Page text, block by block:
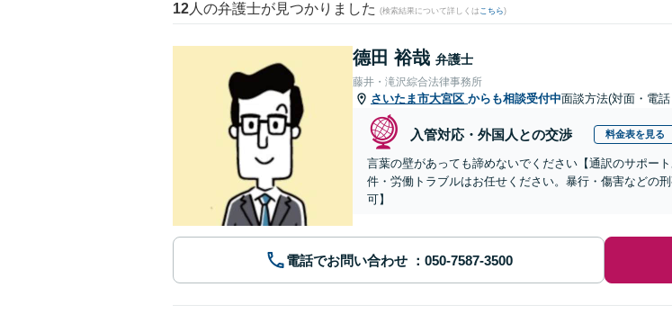
12 人の弁護士が見つかりました (検索結果について詳しくは こちら)
德田 裕哉 弁護士
藤井・滝沢綜合法律事務所
さいたま市大宮区 からも相談受付中面談方法(対面・電
入管対応・外国人との交渉 料金表を見る
言葉の壁があっても諦めないでください【通訳のサポー
件・労働トラブルはお任せください。暴行・傷害などの
可】
電話でお問い合わせ